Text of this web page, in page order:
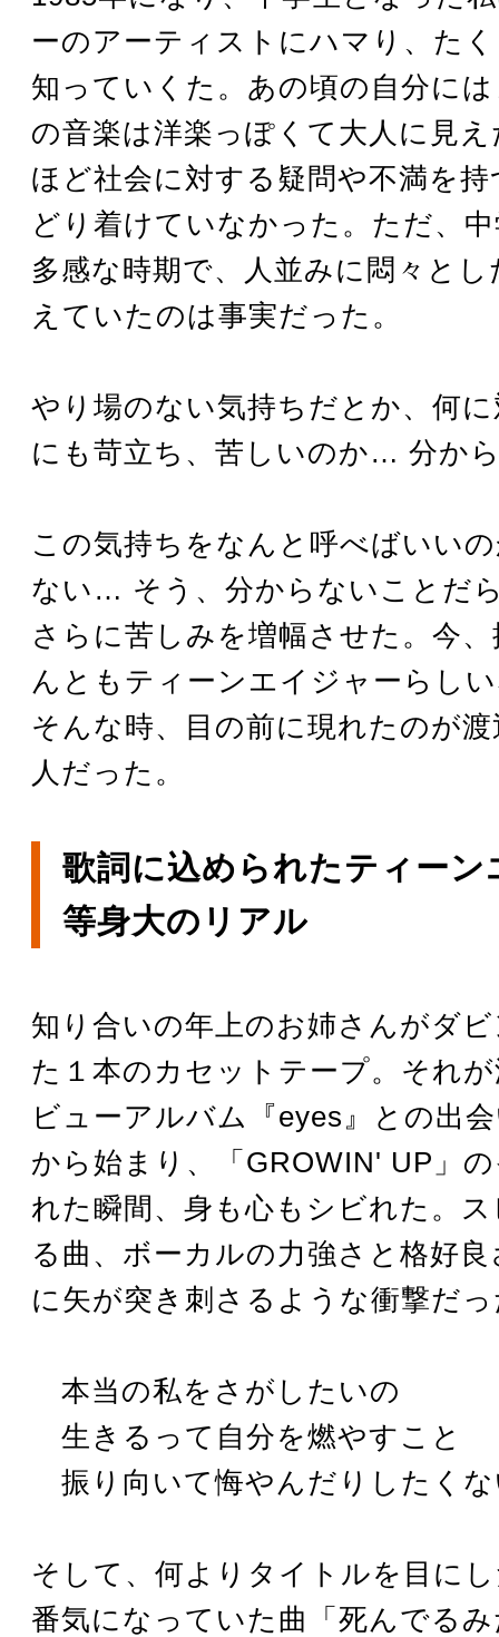
ーのアーティストにハマり、た
知っていくた。あの頃の自分に
の音楽は洋楽っぽくて大人に見
ほど社会に対する疑問や不満を
どり着けていなかった。ただ、
多感な時期で、人並みに悶々と
えていたのは事実だった。
やり場のない気持ちだとか、何
にも苛立ち、苦しいのか… 分か
この気持ちをなんと呼べばいい
ない… そう、分からないことだ
さらに苦しみを増幅させた。今
んともティーンエイジャーらし
そんな時、目の前に現れたのが
人だった。
歌詞に込められたティーン
等身大のリアル
知り合いの年上のお姉さんがダ
た１本のカセットテープ。それ
ビューアルバム『eyes』との出
から始まり、「GROWIN' UP」
れた瞬間、身も心もシビれた。
る曲、ボーカルの力強さと格好
に矢が突き刺さるような衝撃だ
本当の私をさがしたいの
生きるって自分を燃やすこと
振り向いて悔やんだりしたく
そして、何よりタイトルを目に
番気になっていた曲「死んでる